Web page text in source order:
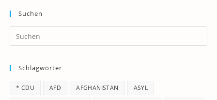
Suchen
Schlagwörter
* CDU AFD AFGHANISTAN ASYL